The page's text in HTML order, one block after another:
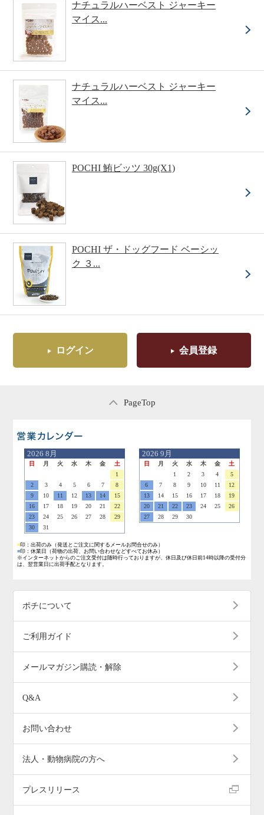
ナチュラルハーベスト ジャーキー
マイス...
ナチュラルハーベスト ジャーキー
マイス...
POCHI 鮪ビッツ 30g(X1)
POCHI ザ・ドッグフード ベーシッ
ク ３...
ログイン 会員登録
PageTop
2026 8月
日 月 火 水 木 金
土
1
2
3 4 5 6 7
8
9
10 11 12 13 14
15
16
17 18 19 20 21
22
23
24 25 26 27 28
29
30
31
2026 9月
日 月 火 水 木 金
土
1
2 3 4
5
6
7 8 9 10 11
12
13
14 15 16 17 18
19
20
21 22 23 24 25
26
27
28 29 30
■印：出荷のみ （発送とご注文に関するメールお問合せのみ）
■印：休業日
（荷物の出荷、お問い合わせなどすべてお休み）
※インターネットからのご注文受付は随時行っておりますが、休日及び休日前14時以降の受付分
は、翌営業日に出荷手配となります。
ポチについて
ご利用ガイド
メールマガジン購読・解除
Q&A
お問い合わせ
法人・動物病院の方へ
プレスリリース